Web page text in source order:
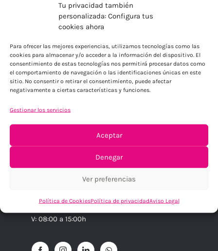
Tu privacidad también
personalizada: Configura tus
cookies ahora
Para ofrecer las mejores experiencias, utilizamos tecnologías como las
cookies para almacenar y/o acceder a la información del dispositivo. El
consentimiento de estas tecnologías nos permitirá procesar datos como
el comportamiento de navegación o las identificaciones únicas en este
sitio. No consentir o retirar el consentimiento, puede afectar
negativamente a ciertas características y funciones.
Gestionar los servicios
Aceptar
Denegar
Ver preferencias
Política de CookiesPolítica de privacidadAviso Legal
ATENCIÓN PERSONALIZADA
Cuéntanos tu proyecto
C/ María de Guzmán, 24 local
28003 – Madrid
+34 918 261 261 – +34 637 44 40 12
Contáctanos
Verano Julio y Agosto: 08:00 a 15:00
V: 08:00 a 15:00h